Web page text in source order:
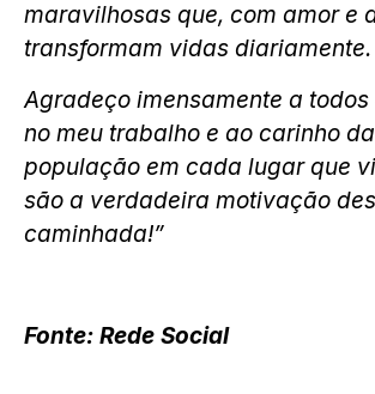
maravilhosas que, com amor e
transformam vidas diariamente.
Agradeço imensamente a
no meu trabalho e ao carinho
população em cada lugar que
são a verdadeira motivação
caminhada!”
Fonte: Rede Social